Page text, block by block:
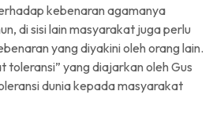
kebenaran agamanya
di sisi lain masyarakat juga perlu
yang diyakini oleh orang lain.
toleransi” yang diajarkan oleh Gus
dunia kepada masyarakat